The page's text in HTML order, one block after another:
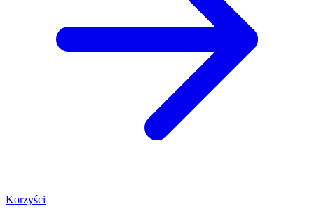
Korzyści